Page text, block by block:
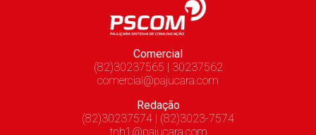
Comercial
(82)30237565 | 30237562
comercial@pajucara.com
Redação
(82)30237574 | (82)3023-7574
tnh1@pajucara.com